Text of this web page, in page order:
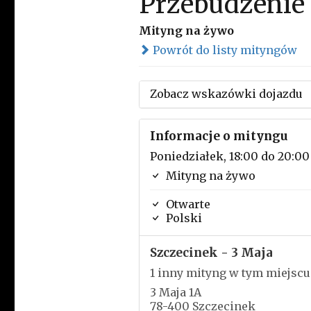
Mityng na żywo
Powrót do listy mityngów
Zobacz wskazówki dojazdu
Informacje o mityngu
Poniedziałek, 18:00 do 20:00
Mityng na żywo
Otwarte
Polski
Szczecinek - 3 Maja
1 inny mityng w tym miejscu
3 Maja 1A
78-400 Szczecinek